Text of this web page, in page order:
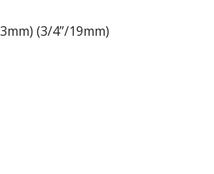
(3/4”/19mm)